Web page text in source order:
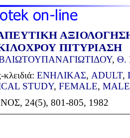
ΠΙΤΥΡΙΑΣΗ
, Θ.
κλειδιά: ΕΝΗΛΙΚΑΣ, ADULT,
STUDY, FEMALE, MALE
24(5), 801-805, 1982